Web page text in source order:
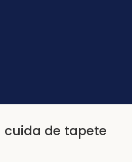
cuida de tapete